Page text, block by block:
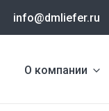
info@dmliefer.ru
О компании